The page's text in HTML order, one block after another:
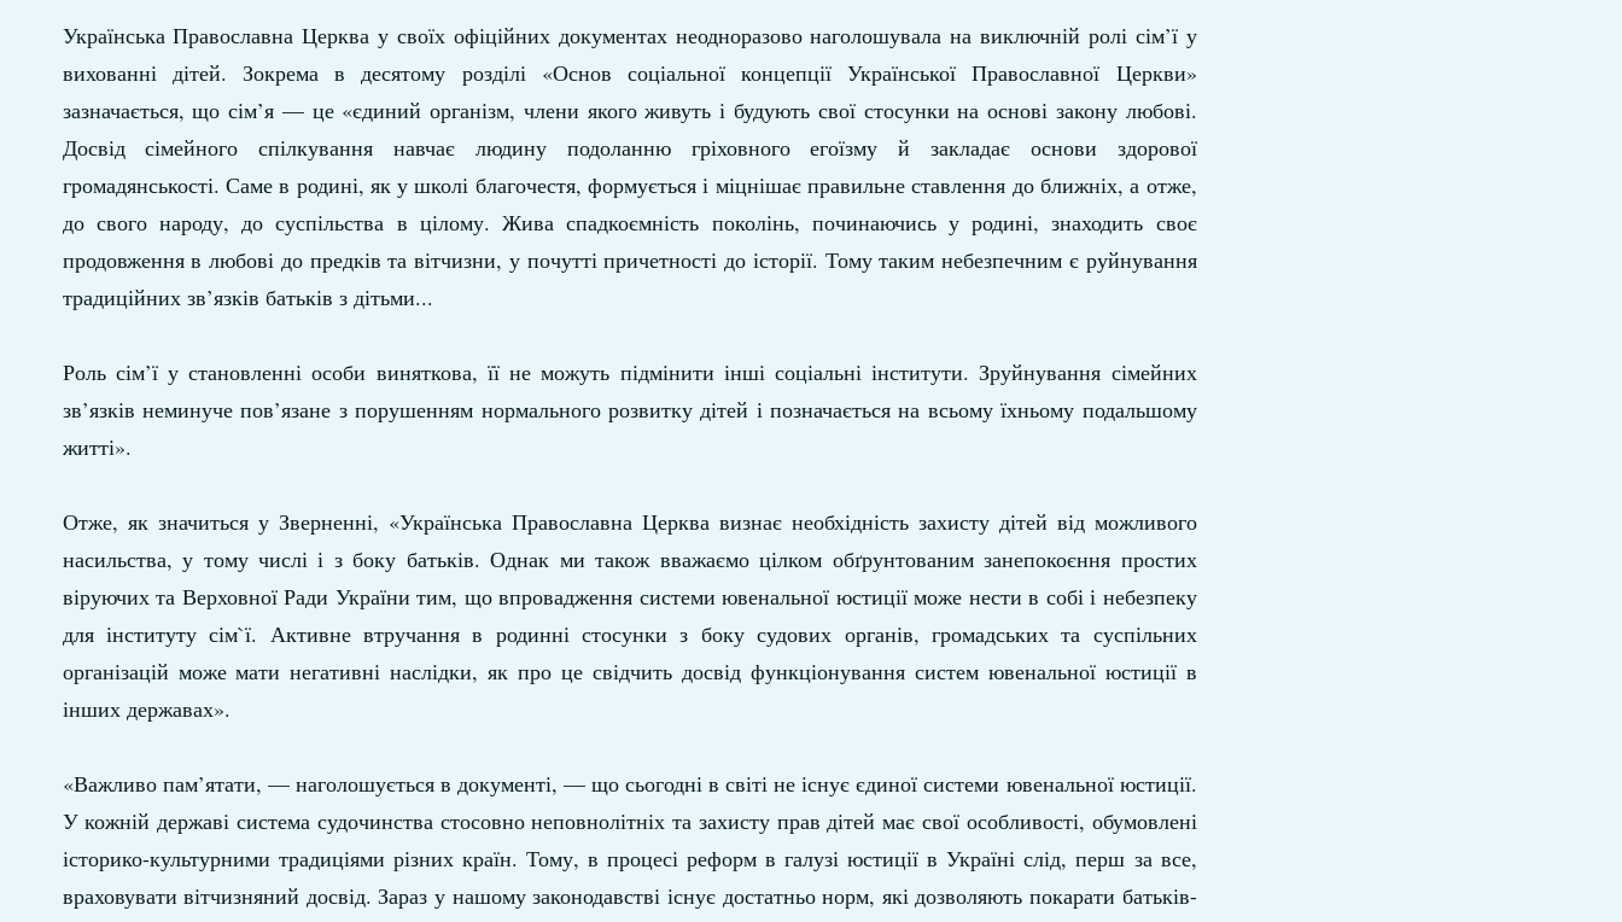
Українська Православна Церква у своїх офіційних документах неодноразово наголошувала на виключній ролі сім’ї у
вихованні дітей. Зокрема в десятому розділі «Основ соціальної концепції Української Православної Церкви»
зазначається, що сім’я — це «єдиний організм, члени якого живуть і будують свої стосунки на основі закону любові.
Досвід сімейного спілкування навчає людину подоланню гріховного егоїзму й закладає основи здорової
громадянськості. Саме в родині, як у школі благочестя, формується і міцнішає правильне ставлення до ближніх, а отже,
до свого народу, до суспільства в цілому. Жива спадкоємність поколінь, починаючись у родині, знаходить своє
продовження в любові до предків та вітчизни, у почутті причетності до історії. Тому таким небезпечним є руйнування
традиційних зв’язків батьків з дітьми...
Роль сім’ї у становленні особи виняткова, її не можуть підмінити інші соціальні інститути. Зруйнування сімейних
зв’язків неминуче пов’язане з порушенням нормального розвитку дітей і позначається на всьому їхньому подальшому
житті».
Отже, як значиться у Зверненні, «Українська Православна Церква визнає необхідність захисту дітей від можливого
насильства, у тому числі і з боку батьків. Однак ми також вважаємо цілком обґрунтованим занепокоєння простих
віруючих та Верховної Ради України тим, що впровадження системи ювенальної юстиції може нести в собі і небезпеку
для інституту сім`ї. Активне втручання в родинні стосунки з боку судових органів, громадських та суспільних
організацій може мати негативні наслідки, як про це свідчить досвід функціонування систем ювенальної юстиції в
інших державах».
«Важливо пам’ятати, — наголошується в документі, — що сьогодні в світі не існує єдиної системи ювенальної юстиції.
У кожній державі система судочинства стосовно неповнолітніх та захисту прав дітей має свої особливості, обумовлені
історико-культурними традиціями різних країн. Тому, в процесі реформ в галузі юстиції в Україні слід, перш за все,
враховувати вітчизняний досвід. Зараз у нашому законодавстві існує достатньо норм, які дозволяють покарати батьків-